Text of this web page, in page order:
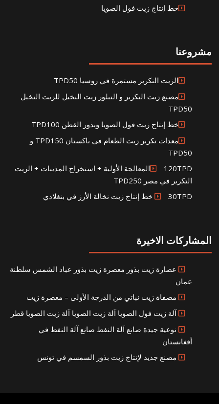
خط إنتاج زيت فول الصويا
مشروعنا
الزيت التكرير مستمرة في روسيا TPD50
مصنع زيت التكرير و التبلور زيت النخيل للزيت النخيل
TPD50
خط إنتاج زيت فول الصويا وبذور القطن TPD100
معدات تكرير زيت الطعام في باكستان TPD150 و
TPD50
120TPDالمعالجة الأولية + استخراج المذيبات + الزيت
التكرير في مصر TPD250
30TPD خط إنتاج زيت نخالة الأرز في بنغلادي
المشاركات الاخيرة
عصارة زيت بذور معصرة زيت بذور عباد الشمس سلطنة
عمان
مصفاة زيت نباتي من الدرجة الأولى – معصرة زيت
آلة زيت فول الصويا آلة زيت الصويا آلة زيت الصويا قطر
نوعية جيدة صانع آلة النفط صانع آلة النفط في
أفغانستان
مصنع جديد لإنتاج زيت بذور السمسم في تونس